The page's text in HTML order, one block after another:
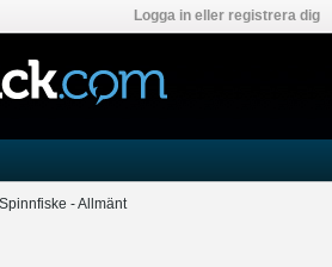
Logga in eller registrera dig
Spinnfiske - Allmänt